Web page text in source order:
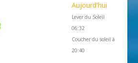
Aujourd'hui
Lever du Soleil
06:32
Coucher du soleil à
20:40